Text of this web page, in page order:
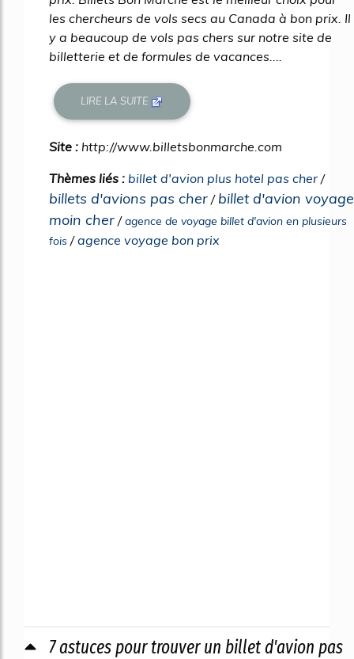
les chercheurs de vols secs au Canada à bon prix. Il
y a beaucoup de vols pas chers sur notre site de
billetterie et de formules de vacances....
LIRE LA SUITE
Site : http://www.billetsbonmarche.com
Thèmes liés : billet d'avion plus hotel pas cher /
billets d'avions pas cher / billet d'avion voyage
moin cher /agence de voyage billet d'avion en plusieurs
fois /agence voyage bon prix
7 astuces pour trouver un billet d'avion pas